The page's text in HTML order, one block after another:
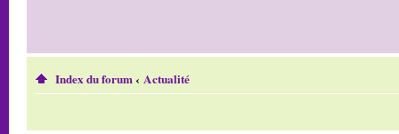
Index du forum‹ Actualité